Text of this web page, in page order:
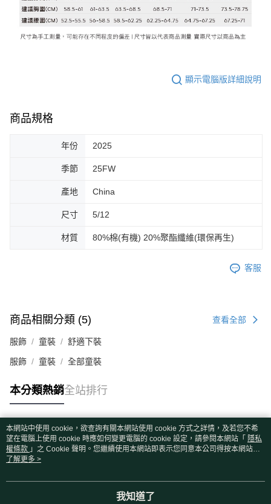
顯示電腦版詳細說明
商品規格
年份 2025
季節 25FW
產地 China
尺寸 5/12
材質 80%棉(有機) 20%聚酯纖維(環保再生)
客服
商品相關分類 (5) 查看全部
服飾 童裝 舒適下裝
服飾 童裝 全部童裝
本分類熱銷全站排行
熱門標籤
本網站中使用 cookie，欲查詢有關本網站使用 cookie 方式之詳情，及若您不希
望在電腦上使用 cookie 時應如何變更電腦的 cookie 設定，請參閱本網站「 隱私
權條款 」之 Cookie 聲明。您繼續使用本網站即表示您同意本公司得按本網站使
用條款之 Cookie 聲明使用 cookie。
了解更多 >
我知道了